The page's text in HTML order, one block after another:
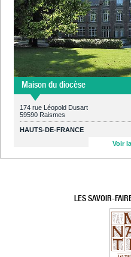
Maison du diocèse
174 rue Léopold Dusart
59590 Raismes
HAUTS-DE-FRANCE
Voir
LES SAVOIR-